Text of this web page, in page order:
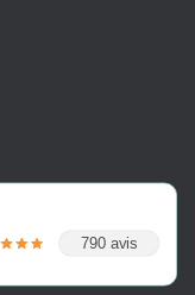
790 avis